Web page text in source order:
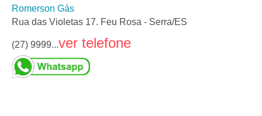
Romerson Gás
Rua das Violetas 17. Feu Rosa - Serra/ES
(27) 9999...ver telefone